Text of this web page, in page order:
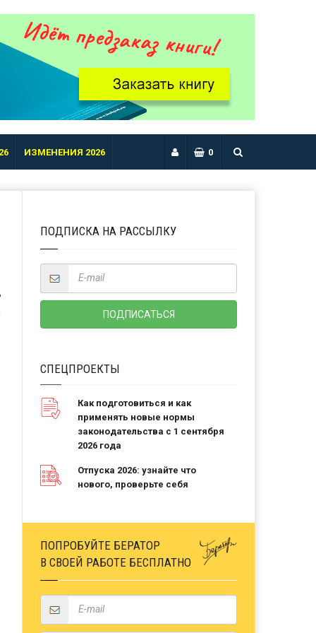
ИЗМЕНЕНИЯ 2026 0
ПОДПИСКА НА РАССЫЛКУ
СПЕЦПРОЕКТЫ
Как подготовиться и как
применять новые нормы
законодательства с 1 сентября
2026 года
Отпуска 2026: узнайте что
нового, проверьте себя
ПОПРОБУЙТЕ БЕРАТОР
В СВОЕЙ РАБОТЕ БЕСПЛАТНО